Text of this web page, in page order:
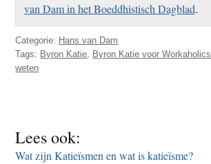
van Dam in het Boeddhistisch Dagblad.
Categorie: Hans van Dam
Tags: Byron Katie, Byron Katie voor Workaholics
weten
Lees ook:
Wat zijn Katieïsmen en wat is katieïsme?